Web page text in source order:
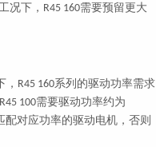
况下， R45 160需要预留更大
R45 160系列的驱动功率需求
R45 100需要驱动功率约为
配对应功率的驱动电机，否则